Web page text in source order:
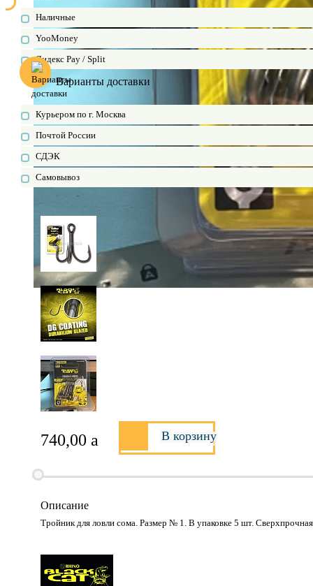
Наличные
YooMoney
Яндекс Pay / Split
Варианты доставки
Курьером по г. Москва
Почтой России
СДЭК
Самовывоз
740,00 a В корзину
Описание
Тройник для ловли сома. Размер № 1. В упаковке 5 шт. Сверхпрочная